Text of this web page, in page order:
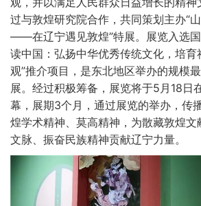
过与敦煌研究院合作，共同策划主办“
——在辽宁遇见敦煌”特展。展览入选国
读中国：弘扬中华优秀传统文化，培育
观”推介项目，是东北地区举办的规模
展。经过积极筹备，展览将于5月18日
幕，展期3个月，通过展览的举办，传
煌学术精神、莫高精神，为散藏敦煌
文脉、振奋民族精神贡献辽宁力量。